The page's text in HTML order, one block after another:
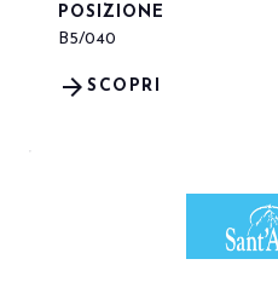
POSIZIONE
B5/040
SCOPRI
arrow_forward